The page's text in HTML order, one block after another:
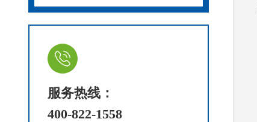
服务热线：
400-822-1558